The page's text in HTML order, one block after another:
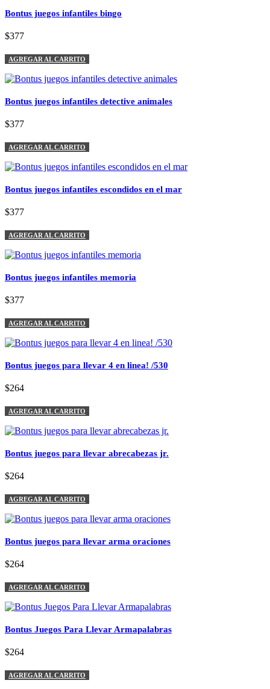
Bontus juegos infantiles bingo
$377
AGREGAR AL CARRITO
Bontus juegos infantiles detective animales
$377
AGREGAR AL CARRITO
Bontus juegos infantiles escondidos en el mar
$377
AGREGAR AL CARRITO
Bontus juegos infantiles memoria
$377
AGREGAR AL CARRITO
Bontus juegos para llevar 4 en linea! /530
$264
AGREGAR AL CARRITO
Bontus juegos para llevar abrecabezas jr.
$264
AGREGAR AL CARRITO
Bontus juegos para llevar arma oraciones
$264
AGREGAR AL CARRITO
Bontus Juegos Para Llevar Armapalabras
$264
AGREGAR AL CARRITO